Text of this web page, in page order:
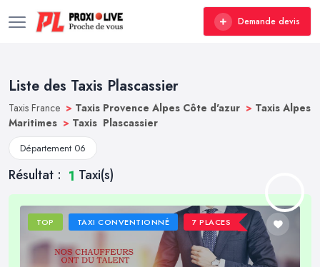
Demande devis
Liste des Taxis Plascassier
Taxis France > Taxis Provence Alpes Côte d'azur > Taxis Alpes
Maritimes > Taxis Plascassier
Département 06
Résultat : 1 Taxi(s)
TOP TAXI CONVENTIONNÉ 7 PLACES